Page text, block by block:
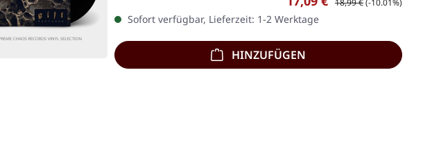
18,99 €(-10.01%)
Sofort verfügbar, Lieferzeit: 1-2 Werktage
HINZUFÜGEN